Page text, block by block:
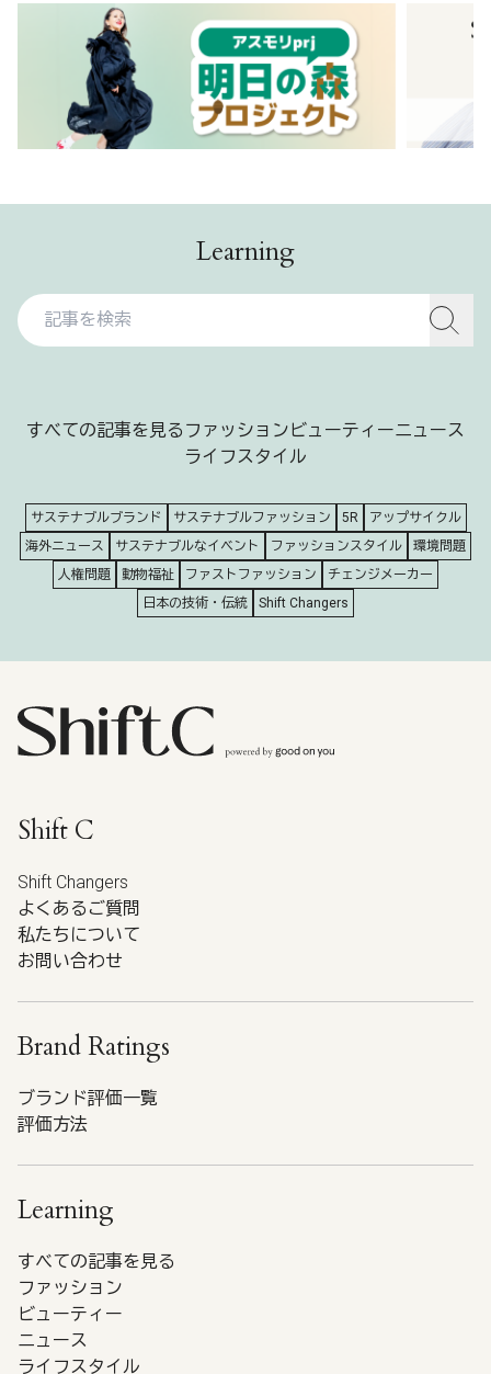
Learning
すべての記事を見る ファッション ビューティーニュース
ライフスタイル
サステナブルブランド サステナブルファッション 5R
アップサイクル
海外ニュース
サステナブルなイベント ファッションスタイル
環境問題
人権問題
動物福祉 ファストファッション
チェンジメーカー
日本の技術・伝統
Shift Changers
Shift C
Shift Changers
よくあるご質問
私たちについて
お問い合わせ
Brand Ratings
ブランド評価一覧
評価方法
Learning
すべての記事を見る
ファッション
ビューティー
ニュース
ライフスタイル